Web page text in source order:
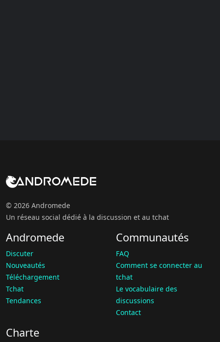
© 2026 Andromede
Un réseau social dédié à la discussion et au tchat
Andromede
Discuter
Nouveautés
Téléchargement
Tchat
Tendances
Communautés
FAQ
Comment se connecter au
tchat
Le vocabulaire des
discussions
Contact
Charte